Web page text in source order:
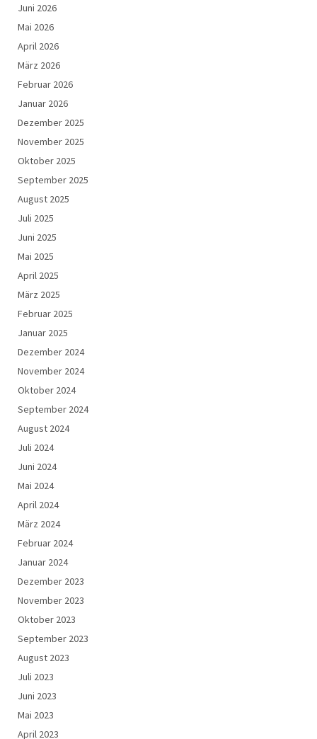
Juni 2026
Mai 2026
April 2026
März 2026
Februar 2026
Januar 2026
Dezember 2025
November 2025
Oktober 2025
September 2025
August 2025
Juli 2025
Juni 2025
Mai 2025
April 2025
März 2025
Februar 2025
Januar 2025
Dezember 2024
November 2024
Oktober 2024
September 2024
August 2024
Juli 2024
Juni 2024
Mai 2024
April 2024
März 2024
Februar 2024
Januar 2024
Dezember 2023
November 2023
Oktober 2023
September 2023
August 2023
Juli 2023
Juni 2023
Mai 2023
April 2023